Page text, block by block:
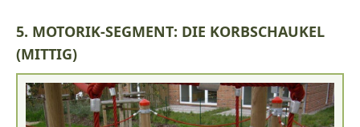
5. MOTORIK-SEGMENT: DIE KORBSCHAUKEL
(MITTIG)